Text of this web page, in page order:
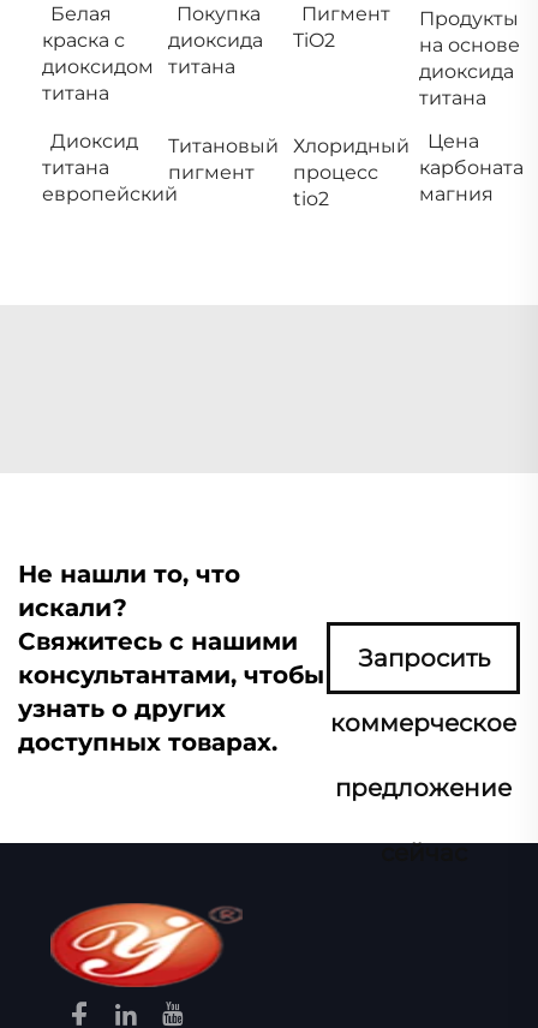
Белая
краска с
диоксидом
титана
Покупка
диоксида
титана
Пигмент
TiO2
Продукты
на основе
диоксида
титана
Диоксид
титана
европейский
Титановый
пигмент
Хлоридный
процесс
tio2
Цена
карбоната
магния
Не нашли то, что
искали?
Свяжитесь с нашими
консультантами, чтобы
узнать о других
доступных товарах.
Запросить
коммерческое
предложение
сейчас